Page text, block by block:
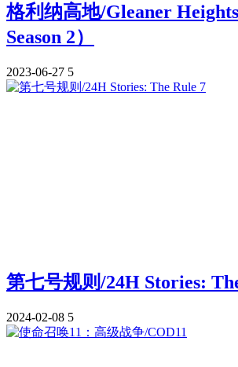
格利纳高地/Gleaner
Season 2）
2023-06-27 5
第七号规则/24H Stories:
2024-02-08 5